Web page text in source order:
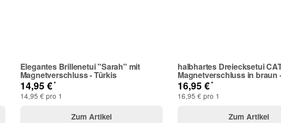
Elegantes Brillenetui "Sarah" mit
Magnetverschluss - Türkis
14,95 €*
14,95 € pro 1
Zum Artikel
halbhartes Dreiecksetui
Magnetverschluss in braun
16,95 €*
16,95 € pro 1
Zum Artikel